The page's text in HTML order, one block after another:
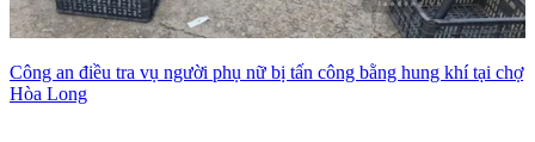
Công an điều tra vụ người phụ nữ bị tấn công bằng hung khí tại chợ
Hòa Long